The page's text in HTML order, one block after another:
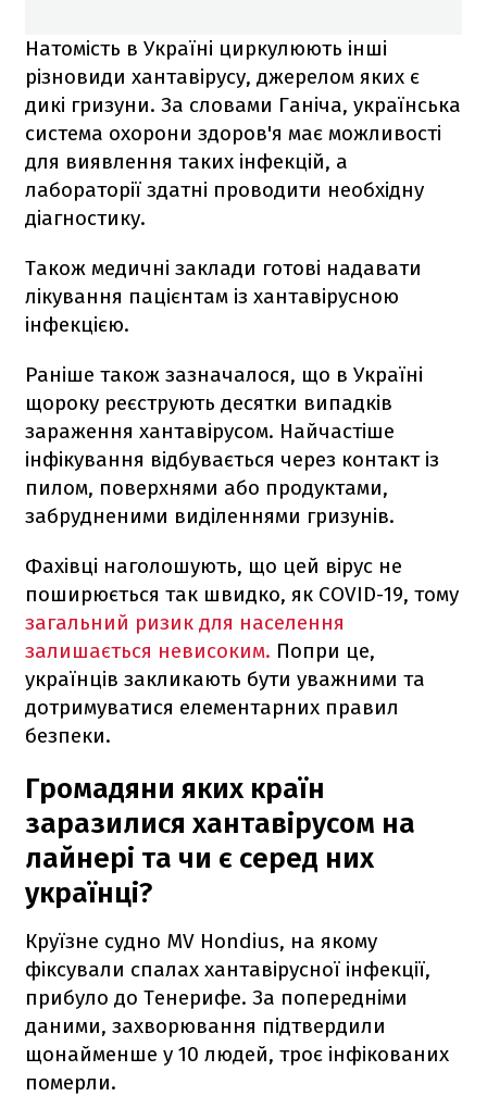
Натомість в Україні циркулюють інші
різновиди хантавірусу, джерелом яких є
дикі гризуни. За словами Ганіча, українська
система охорони здоров'я має можливості
для виявлення таких інфекцій, а
лабораторії здатні проводити необхідну
діагностику.
Також медичні заклади готові надавати
лікування пацієнтам із хантавірусною
інфекцією.
Раніше також зазначалося, що в Україні
щороку реєструють десятки випадків
зараження хантавірусом. Найчастіше
інфікування відбувається через контакт із
пилом, поверхнями або продуктами,
забрудненими виділеннями гризунів.
Фахівці наголошують, що цей вірус не
поширюється так швидко, як COVID-19, тому
загальний ризик для населення
залишається невисоким. Попри це,
українців закликають бути уважними та
дотримуватися елементарних правил
безпеки.
Громадяни яких країн
заразилися хантавірусом на
лайнері та чи є серед них
українці?
Круїзне судно MV Hondius, на якому
фіксували спалах хантавірусної інфекції,
прибуло до Тенерифе. За попередніми
даними, захворювання підтвердили
щонайменше у 10 людей, троє інфікованих
померли.